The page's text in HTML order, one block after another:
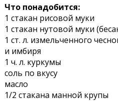
Что понадобится:
1 стакан рисовой муки
1 стакан нутовой муки
1 ст. л. измельченного
и имбиря
1 ч. л. куркумы
соль по вкусу
масло
1/2 стакана манной крупы